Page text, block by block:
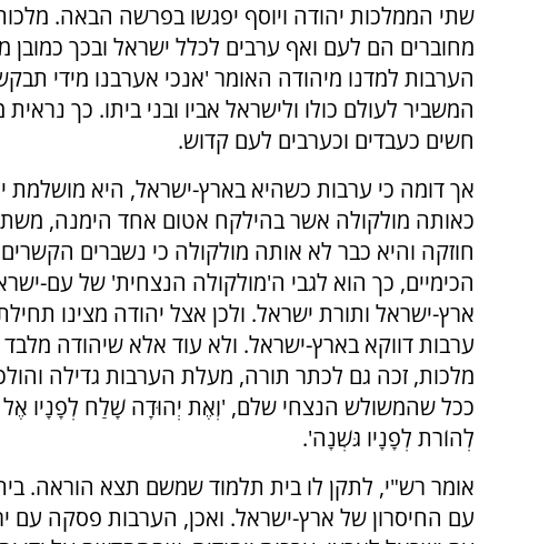
שתי הממלכות יהודה ויוסף יפגשו בפרשה הבאה.
מחוברים הם לעם ואף ערבים לכלל ישראל ובכך
הערבות למדנו מיהודה האומר 'אנכי אערבנו מידי
המשביר לעולם כולו ולישראל אביו ובני ביתו. כך
חשים כעבדים וכערבים לעם קדוש.
אך דומה כי ערבות כשהיא בארץ-ישראל, היא מושלמת
כאותה מולקולה אשר בהילקח אטום אחד הימנה,
חוזקה והיא כבר לא אותה מולקולה כי נשברים הקשרים
הכימיים, כך הוא לגבי ה'מולקולה הנצחית' של עם-
ארץ-ישראל ותורת ישראל. ולכן אצל יהודה מצינו
ערבות דווקא בארץ-ישראל. ולא עוד אלא שיהודה
מלכות, זכה גם לכתר תורה, מעלת הערבות גדילה
ככל שהמשולש הנצחי שלם, 'וְאֶת יְהוּדָה שָׁלַח לְפָנָיו אֶל
לְהוֹרֹת לְפָנָיו גֹּשְׁנָה'.
אומר רש"י, לתקן לו בית תלמוד שמשם תצא הוראה.
עם החיסרון של ארץ-ישראל. ואכן, הערבות פסקה עם